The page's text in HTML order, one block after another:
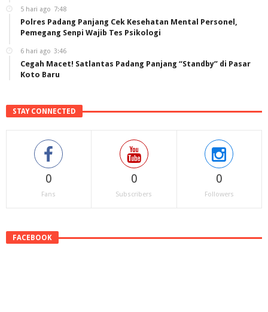
5 hari ago 7:48
Polres Padang Panjang Cek Kesehatan Mental Personel,
Pemegang Senpi Wajib Tes Psikologi
6 hari ago 3:46
Cegah Macet! Satlantas Padang Panjang “Standby” di Pasar
Koto Baru
STAY CONNECTED
0
Fans
0
Subscribers
0
Followers
FACEBOOK